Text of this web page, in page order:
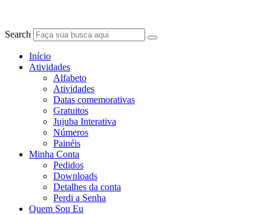
Search
Início
Atividades
Alfabeto
Atividades
Datas comemorativas
Gratuitos
Jujuba Interativa
Números
Painéis
Minha Conta
Pedidos
Downloads
Detalhes da conta
Perdi a Senha
Quem Sou Eu